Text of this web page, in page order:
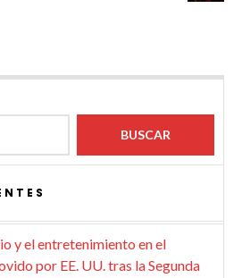
y el entretenimiento en el
por EE. UU. tras la Segunda